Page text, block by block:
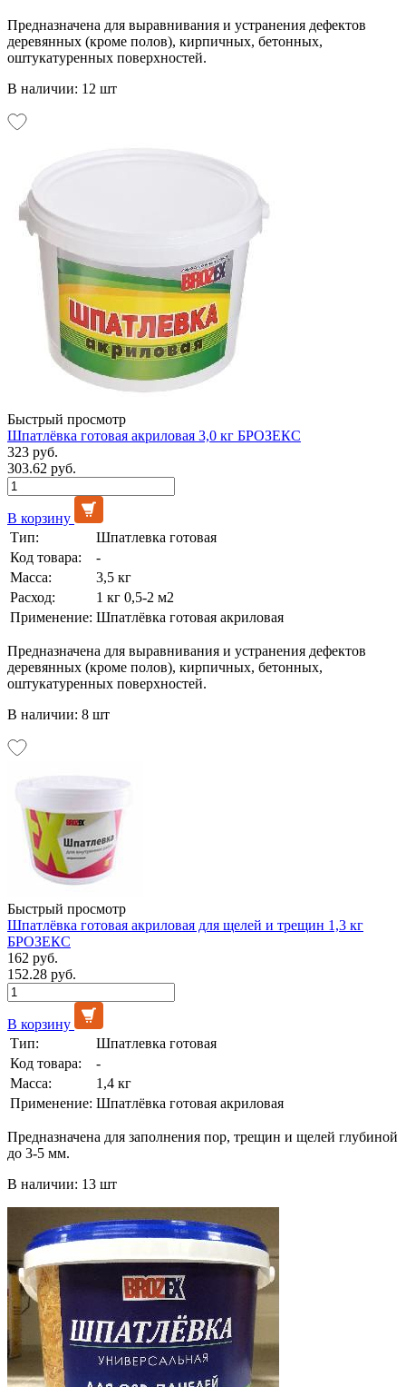
Предназначена для выравнивания и устранения дефектов
деревянных (кроме полов), кирпичных, бетонных,
оштукатуренных поверхностей.
В наличии: 12 шт
Быстрый просмотр
Шпатлёвка готовая акриловая 3,0 кг БРОЗЕКС
323 руб.
303.62 руб.
В корзину
Тип:
Шпатлевка готовая
Код товара:
-
Масса:
3,5 кг
Расход:
1 кг 0,5-2 м2
Применение: Шпатлёвка готовая акриловая
Предназначена для выравнивания и устранения дефектов
деревянных (кроме полов), кирпичных, бетонных,
оштукатуренных поверхностей.
В наличии: 8 шт
Быстрый просмотр
Шпатлёвка готовая акриловая для щелей и трещин 1,3 кг
БРОЗЕКС
162 руб.
152.28 руб.
В корзину
Тип:
Шпатлевка готовая
Код товара:
-
Масса:
1,4 кг
Применение: Шпатлёвка готовая акриловая
Предназначена для заполнения пор, трещин и щелей глубиной
до 3-5 мм.
В наличии: 13 шт